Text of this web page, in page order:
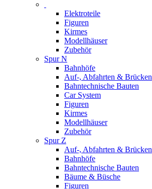
Elektroteile
Figuren
Kirmes
Modellhäuser
Zubehör
Spur N
Bahnhöfe
Auf-, Abfahrten & Brücken
Bahntechnische Bauten
Car System
Figuren
Kirmes
Modellhäuser
Zubehör
Spur Z
Auf-, Abfahrten & Brücken
Bahnhöfe
Bahntechnische Bauten
Bäume & Büsche
Figuren